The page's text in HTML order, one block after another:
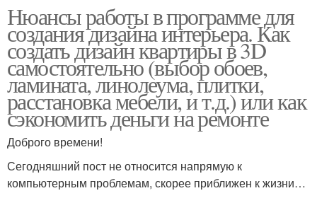
Нюансы работы в программе для
создания дизайна интерьера. Как
создать дизайн квартиры в 3D
самостоятельно (выбор обоев,
ламината, линолеума, плитки,
расстановка мебели, и т.д.) или как
сэкономить деньги на ремонте
Доброго времени!
Сегодняшний пост не относится напрямую к
компьютерным проблемам, скорее приближен к жизни…